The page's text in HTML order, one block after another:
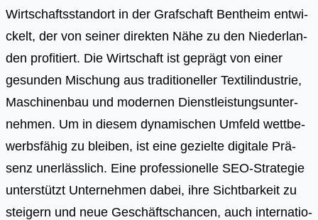
Wirt­schafts­stand­ort in der Graf­schaft Bent­heim ent­wi­
ckelt, der von sei­ner direk­ten Nähe zu den Nie­der­lan­
den pro­fi­tiert. Die Wirt­schaft ist geprägt von einer
gesun­den Mischung aus tra­di­tio­nel­ler Tex­til­in­dus­trie,
Maschi­nen­bau und moder­nen Dienst­leis­tungs­un­ter­
neh­men. Um in die­sem dyna­mi­schen Umfeld wett­be­
werbs­fä­hig zu blei­ben, ist eine geziel­te digi­ta­le Prä­
senz uner­läss­lich. Eine pro­fes­sio­nel­le SEO-Stra­te­gie
unter­stützt Unter­neh­men dabei, ihre Sicht­bar­keit zu
stei­gern und neue Geschäfts­chan­cen, auch inter­na­tio­